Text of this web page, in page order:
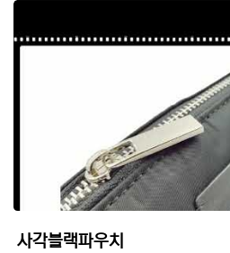
사각블랙파우치